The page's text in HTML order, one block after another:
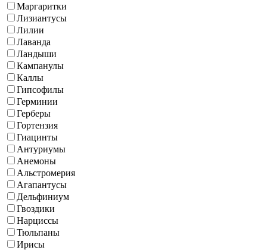
Маргаритки
Лизиантусы
Лилии
Лаванда
Ландыши
Кампанулы
Каллы
Гипсофилы
Герминии
Герберы
Гортензия
Гиацинты
Антуриумы
Анемоны
Альстромерия
Агапантусы
Дельфиниум
Гвоздики
Нарциссы
Тюльпаны
Ирисы